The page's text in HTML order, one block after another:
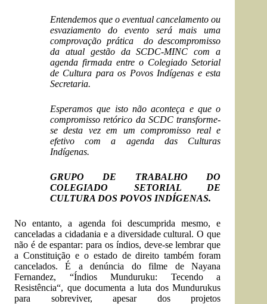
Entendemos que o eventual cancelamento ou
esvaziamento do evento será mais uma
comprovação prática do descompromisso
da atual gestão da SCDC-MINC com a
agenda firmada entre o Colegiado Setorial
de Cultura para os Povos Indígenas e esta
Secretaria.
Esperamos que isto não aconteça e que o
compromisso retórico da SCDC transforme-
se desta vez em um compromisso real e
efetivo com a agenda das Culturas
Indígenas.
GRUPO DE TRABALHO DO
COLEGIADO SETORIAL DE
CULTURA DOS POVOS INDÍGENAS.
No entanto, a agenda foi descumprida mesmo, e
canceladas a cidadania e a diversidade cultural. O que
não é de espantar: para os índios, deve-se lembrar que
a Constituição e o estado de direito também foram
cancelados. É a denúncia do filme de Nayana
Fernandez, “Índios Munduruku: Tecendo a
Resistência“, que documenta a luta dos Mundurukus
para sobreviver, apesar dos projetos